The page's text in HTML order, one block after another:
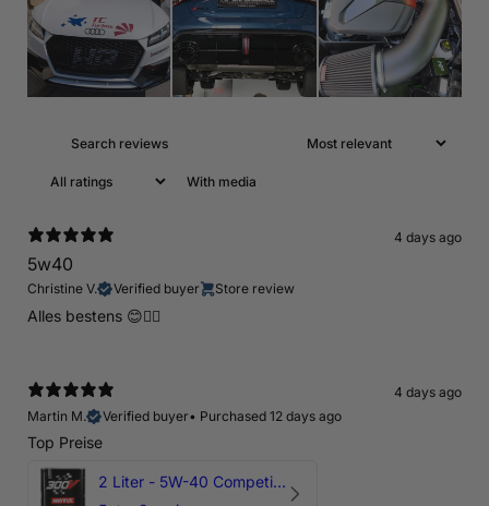
With media
4 days ago
5w40
Christine V. Verified buyer Store review
Alles bestens 😊👍🏻
4 days ago
Martin M.
Verified buyer• Purchased 12 days ago
Top Preise
2 Liter - 5W-40 Competition 300V Motul Motoröl